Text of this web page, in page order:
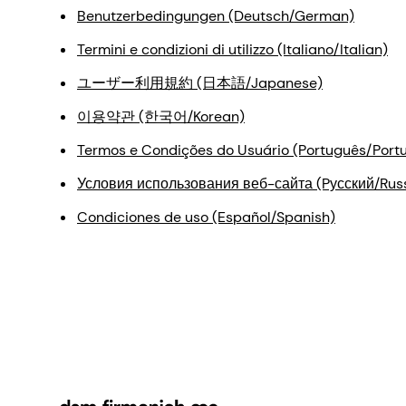
Benutzerbedingungen (Deutsch/German)
Termini e condizioni di utilizzo (Italiano/Italian)
ユーザー利用規約 (日本語/Japanese)
이용약관 (한국어/Korean)
Termos e Condições do Usuário (Português/
Условия использования веб-сайта (Pусский/
Condiciones de uso (Español/Spanish)